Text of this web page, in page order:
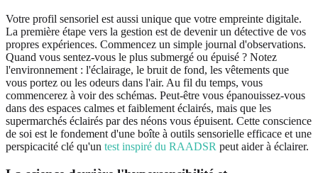
Votre profil sensoriel est aussi unique que votre empreinte digitale.
La première étape vers la gestion est de devenir un détective de vos
propres expériences. Commencez un simple journal d'observations.
Quand vous sentez-vous le plus submergé ou épuisé ? Notez
l'environnement : l'éclairage, le bruit de fond, les vêtements que
vous portez ou les odeurs dans l'air. Au fil du temps, vous
commencerez à voir des schémas. Peut-être vous épanouissez-vous
dans des espaces calmes et faiblement éclairés, mais que les
supermarchés éclairés par des néons vous épuisent. Cette conscience
de soi est le fondement d'une boîte à outils sensorielle efficace et une
perspicacité clé qu'un test inspiré du RAADSR peut aider à éclairer.